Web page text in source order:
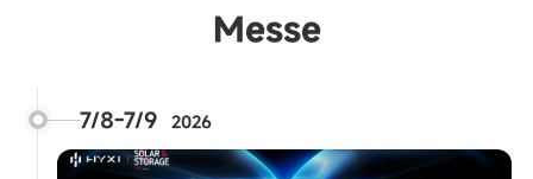
Messe
7/8-7/9 2026